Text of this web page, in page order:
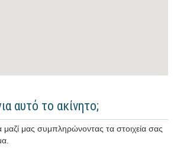
αυτό το ακίνητο;
μαζί μας συμπληρώνοντας τα στοιχεία σας